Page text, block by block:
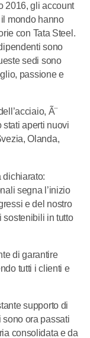
2016, gli account
mondo hanno
con Tata Steel.
sono
sedi sono
passione e
Ã¨
stati aperti nuovi
Olanda,
dichiarato:
segna l’inizio
e del nostro
sostenibili in tutto
di garantire
tutti i clienti e
supporto di
sono ora passati
consolidata e da